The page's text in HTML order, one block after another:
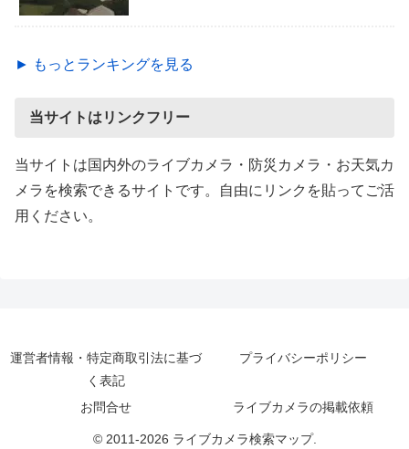
► もっとランキングを見る
当サイトはリンクフリー
当サイトは国内外のライブカメラ・防災カメラ・お天気カ
メラを検索できるサイトです。自由にリンクを貼ってご活
用ください。
運営者情報・特定商取引法に基づ
く表記
プライバシーポリシー
お問合せ ライブカメラの掲載依頼
© 2011-2026 ライブカメラ検索マップ.